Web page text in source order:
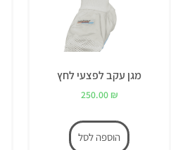
מגן עקב לפצעי לחץ
250.00 ₪
הוספה לסל